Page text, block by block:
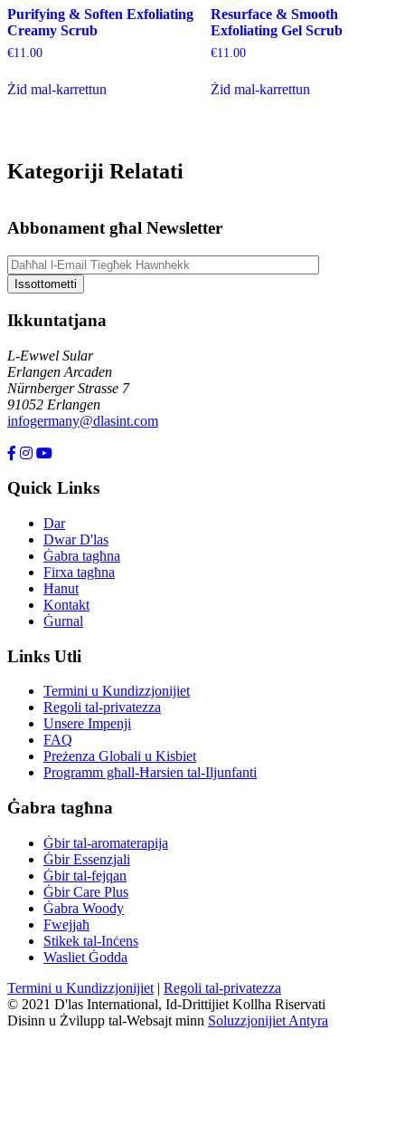
Purifying & Soften Exfoliating
Creamy Scrub
€11.00
Żid mal-karrettun
Resurface & Smooth
Exfoliating Gel Scrub
€11.00
Żid mal-karrettun
Kategoriji Relatati
Abbonament għal Newsletter
Ikkuntatjana
L-Ewwel Sular
Erlangen Arcaden
Nürnberger Strasse 7
91052 Erlangen
infogermany@dlasint.com
Quick Links
Dar
Dwar D'las
Ġabra tagħna
Firxa tagħna
Ħanut
Kontakt
Ġurnal
Links Utli
Termini u Kundizzjonijiet
Regoli tal-privatezza
Unsere Impenji
FAQ
Preżenza Globali u Kisbiet
Programm għall-Ħarsien tal-Iljunfanti
Ġabra tagħna
Ġbir tal-aromaterapija
Ġbir Essenzjali
Ġbir tal-fejqan
Ġbir Care Plus
Ġabra Woody
Fwejjaħ
Stikek tal-Inċens
Wasliet Ġodda
Termini u Kundizzjonijiet | Regoli tal-privatezza
© 2021 D'las International, Id-Drittijiet Kollha Riservati
Disinn u Żvilupp tal-Websajt minn Soluzzjonijiet Antyra